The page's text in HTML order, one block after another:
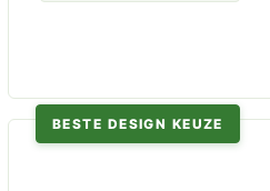
BESTE DESIGN KEUZE